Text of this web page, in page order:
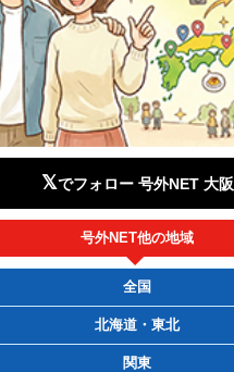
𝕏でフォロー 号外NET 大阪
号外NET他の地域
全国
北海道・東北
関東